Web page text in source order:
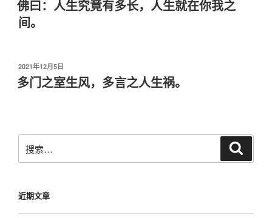
于
佛曰：人生究竟有多长，人生就在你我之
间。
发
布
于
2021年12月5日
多门之室生风，多言之人生祸。
搜
索：
近期文章